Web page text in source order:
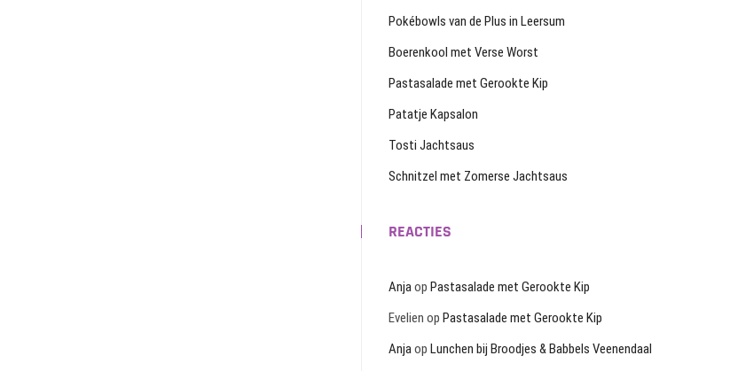
Pokébowls van de Plus in Leersum
Boerenkool met Verse Worst
Pastasalade met Gerookte Kip
Patatje Kapsalon
Tosti Jachtsaus
Schnitzel met Zomerse Jachtsaus
REACTIES
Anjaop Pastasalade met Gerookte Kip
Evelien op Pastasalade met Gerookte Kip
Anjaop Lunchen bij Broodjes & Babbels Veenendaal